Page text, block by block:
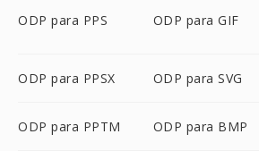
ODP para PPS ODP para GIF
ODP para PPSX ODP para SVG
ODP para PPTM ODP para BMP